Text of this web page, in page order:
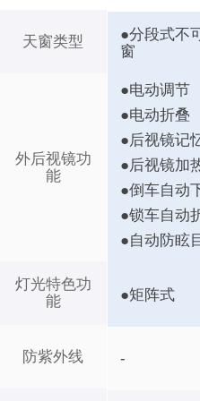
天窗类型
外后视镜功
能
灯光特色功
能
防紫外线
●分段式不
窗
●电动调节
●电动折叠
●后视镜记
●后视镜加
●倒车自动
●锁车自动
●自动防眩
●矩阵式
-